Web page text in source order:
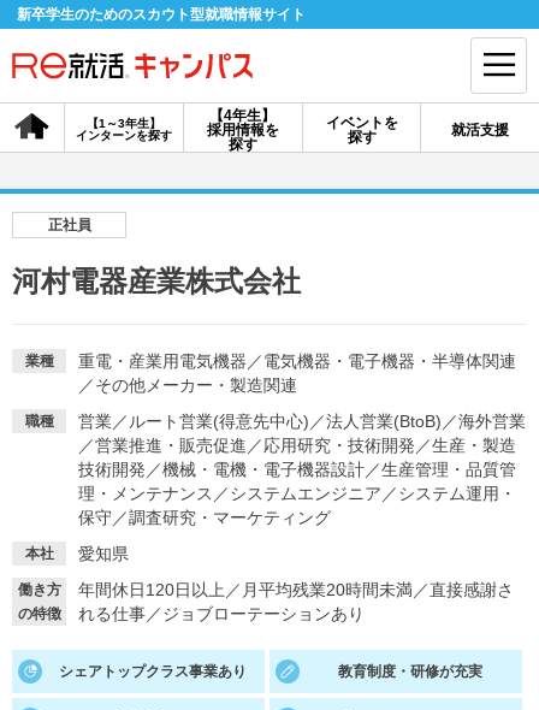
新卒学生のためのスカウト型就職情報サイト
【4年生】
採用情報を
探す
【1～3年生】
インターンを探す
イベントを
探す
就活支援
会員登録 ログイン
採用情報を探す
説明会を探す
インターンを探す
イベントを探す スカウト お知らせ
就活ノウハウ・サポート
就活支援
就活ノウハウが満載！
就活コラム
お役立ち記事・相談室など
適職診断 就活チャンネル
正社員
河村電器産業株式会社
業種 重電・産業用電気機器 ／電気機器・電子機器・半導体関連
／その他メーカー・製造関連
職種 営業／ ルート営業(得意先中心) ／法人営業(BtoB) ／海外営業
／営業推進・販売促進 ／応用研究・技術開発 ／生産・製造
技術開発 ／機械・電機・電子機器設計／生産管理・品質管
理・メンテナンス ／システムエンジニア ／システム運用・
保守／調査研究・マーケティング
本社 愛知県
働き方
の特徴
年間休日120日以上 ／ 月平均残業20時間未満／直接感謝さ
れる仕事／ジョブローテーションあり
シェアトップクラス事業あり 教育制度・研修が充実